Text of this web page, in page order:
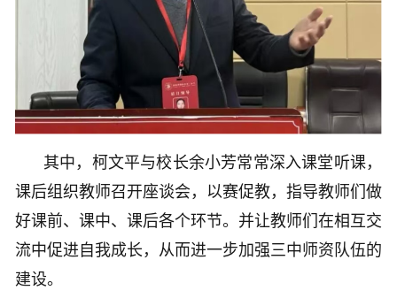
其中，柯文平与校长余小芳常常深入课堂听课，
课后组织教师召开座谈会，以赛促教，指导教师们做
好课前、课中、课后各个环节。并让教师们在相互交
流中促进自我成长，从而进一步加强三中师资队伍的
建设。